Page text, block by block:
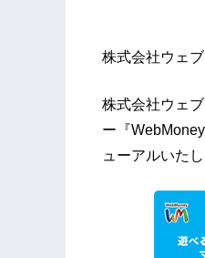
株式会社ウェ
株式会社ウェ
ー『
ューアルいた